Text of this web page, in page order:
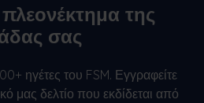
της
σας
ηγέτες του FSM. Εγγραφείτε
μας δελτίο που εκδίδεται από